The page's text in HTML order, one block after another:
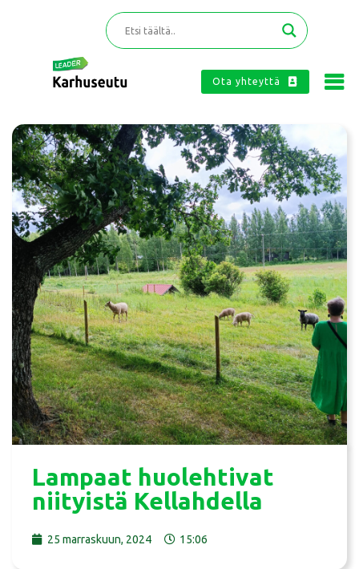
Ota yhteyttä
Lampaat huolehtivat
niityistä Kellahdella
25 marraskuun, 2024 15:06